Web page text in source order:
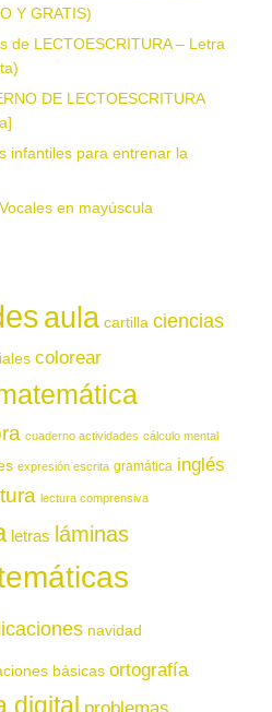
Y GRATIS)
de LECTOESCRITURA – Letra
DE LECTOESCRITURA
infantiles para entrenar la
en mayúscula
aula cartilla ciencias
colorear
cuaderno actividades cálculo mental
expresión escrita gramática inglés
lectura comprensiva
letras láminas
navidad
básicas ortografía
digital